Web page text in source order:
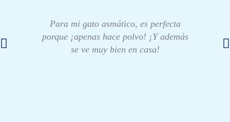
Para mi gato asmático, es perfecta
porque ¡apenas hace polvo! ¡Y además
se ve muy bien en casa!